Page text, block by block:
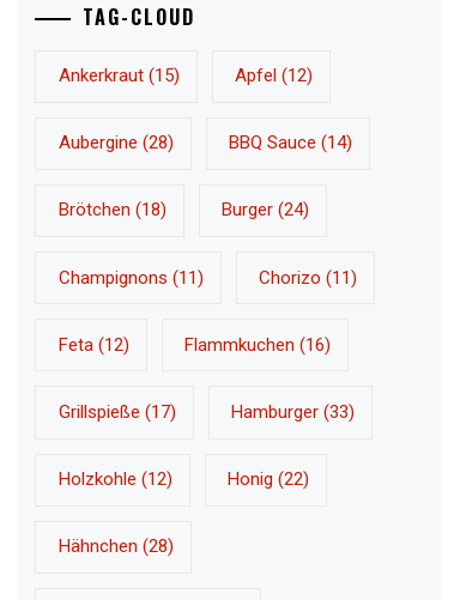
TAG-CLOUD
Ankerkraut(15) Apfel (12)
Aubergine (28) BBQ Sauce (14)
Brötchen (18) Burger (24)
Champignons (11) Chorizo (11)
Feta(12) Flammkuchen (16)
Grillspieße (17) Hamburger (33)
Holzkohle (12) Honig (22)
Hähnchen (28)